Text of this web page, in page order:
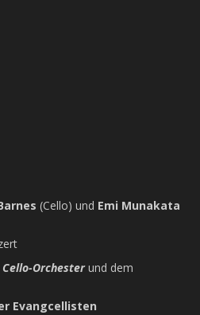
(Cello) und Emi Munakata
Cello-Orchesterund dem
Evangcellisten